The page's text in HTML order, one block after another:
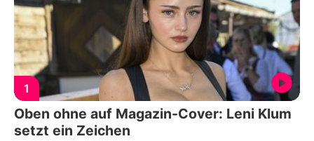
1
Oben ohne auf Magazin-Cover: Leni Klum
setzt ein Zeichen